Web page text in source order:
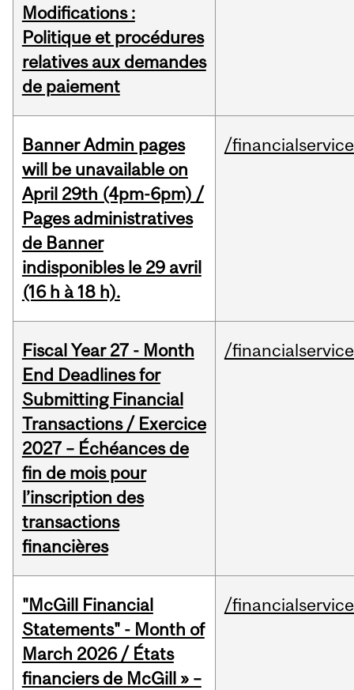
Modifications :
Politique et procédures
relatives aux demandes
de paiement
Banner Admin pages
will be unavailable on
April 29th (4pm-6pm) /
Pages administratives
de Banner
indisponibles le 29 avril
(16 h à 18 h).
/
Fiscal Year 27 - Month
End Deadlines for
Submitting Financial
Transactions / Exercice
2027 – Échéances de
fin de mois pour
l’inscription des
transactions
financières
/
"McGill Financial
Statements" - Month of
March 2026 / États
financiers de McGill » –
/